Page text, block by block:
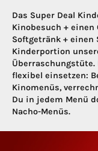
Das Super Deal
Kinobesuch +
Softgetränk +
Kinderportion
flexibel einsetzen:
Kinomenüs,
Du in jedem Menü
Nacho-Menüs.